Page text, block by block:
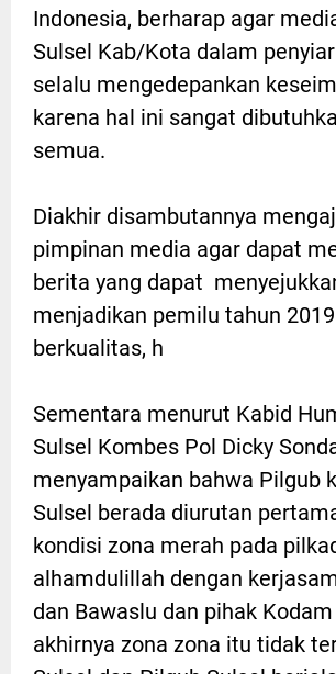
Indonesia, berharap agar
Sulsel Kab/Kota dalam
selalu mengedepankan
karena hal ini sangat
semua.
Diakhir disambutannya
pimpinan media agar dapat
berita yang dapat
menjadikan pemilu tahun
berkualitas, h
Sementara menurut Kabid
Sulsel Kombes Pol Dicky
menyampaikan bahwa Pilgub
Sulsel berada diurutan
kondisi zona merah pada
alhamdulillah dengan
dan Bawaslu dan pihak
akhirnya zona zona itu tidak